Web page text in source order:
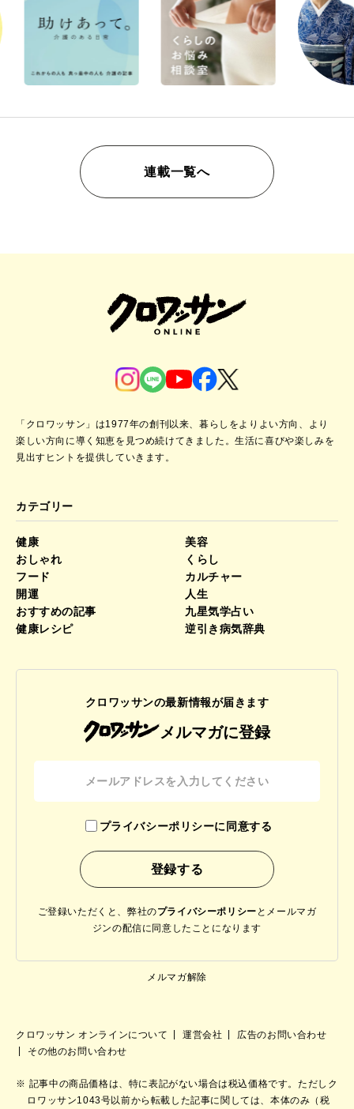
連載一覧へ
「クロワッサン」は1977年の創刊以来、暮らしをよりよい方向、より
楽しい方向に導く知恵を見つめ続けてきました。生活に喜びや楽しみを
見出すヒントを提供していきます。
カテゴリー
健康
美容
おしゃれ
くらし
フード
カルチャー
開運
人生
おすすめの記事
九星気学占い
健康レシピ
逆引き病気辞典
クロワッサンの最新情報が届きます
メルマガに登録
プライバシーポリシーに同意する
ご登録いただくと、弊社のプライバシーポリシー と メールマガ
ジンの配信に同意したことになります
メルマガ解除
クロワッサン オンラインについて 運営会社
広告のお問い合わせ
その他のお問い合わせ
記事中の商品価格は、特に表記がない場合は税込価格です。ただしク
ロワッサン1043号以前から転載した記事に関しては、本体のみ（税